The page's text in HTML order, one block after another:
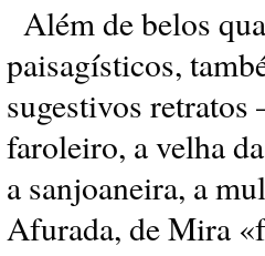
Além de belos
paisagísticos,
sugestivos
faroleiro, a velha
a sanjoaneira, a
Afurada, de Mira